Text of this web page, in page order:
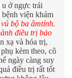
ở ngực trái
viện khám
bộ ba âmtính.
điều trị bảo
xạ và hóa trị,
kèm theo, cô
ngày càng suy
điều trị rất tốt